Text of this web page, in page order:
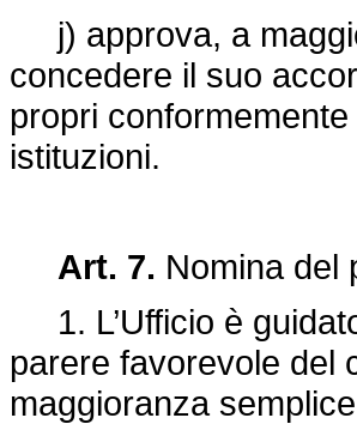
j) approva, a
concedere il suo
propri
istituzioni.
Art. 7. Nomina del
1. L’Ufficio è
parere favorevole del
maggioranza